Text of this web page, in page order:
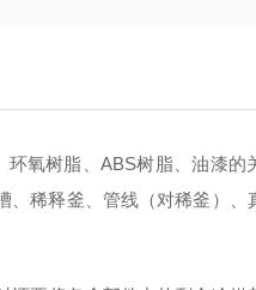
氧树脂、ABS树脂、油漆的
、稀释釜、管线（对稀釜）、